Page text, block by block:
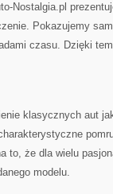
Nostalgia.pl
Pokazujemy
czasu. Dzięki
klasycznych aut
to, że dla wielu
modelu.